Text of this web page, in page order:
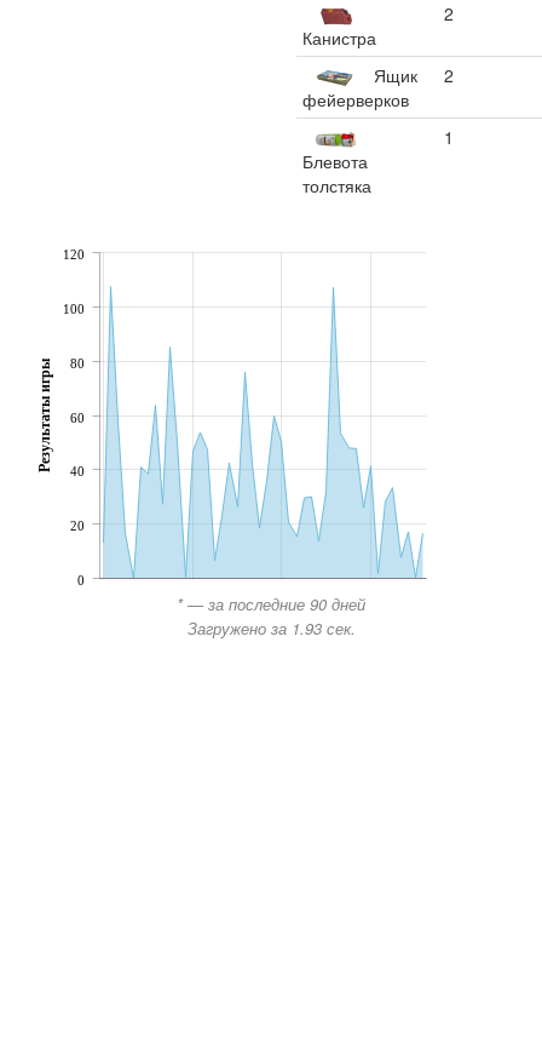
Канистра
2
Ящик
фейерверков
2
Блевота
толстяка
1
0
20
40
60
80
100
120
Результаты игры
* — за последние 90 дней
Загружено за 1.93 сек.